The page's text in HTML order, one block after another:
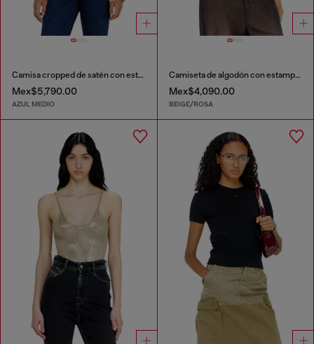
Camisa cropped de satén con estampado denim trompe-l’oeil
Mex$5,790.00
AZUL MEDIO
Camiseta de algodón con estampado gráfico
Mex$4,090.00
BEIGE/ROSA